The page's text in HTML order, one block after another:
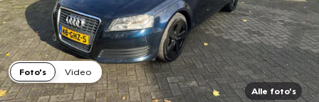
Foto's
Video
Alle foto's